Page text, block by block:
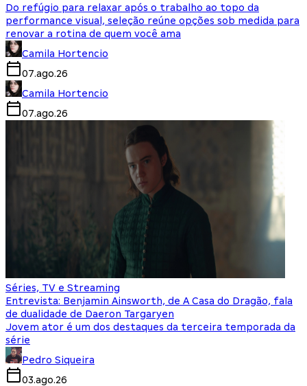
Do refúgio para relaxar após o trabalho ao topo da
performance visual, seleção reúne opções sob medida para
renovar a rotina de quem você ama
Camila Hortencio
07.ago.26
Camila Hortencio
07.ago.26
Séries, TV e Streaming
Entrevista: Benjamin Ainsworth, de A Casa do Dragão, fala
de dualidade de Daeron Targaryen
Jovem ator é um dos destaques da terceira temporada da
série
Pedro Siqueira
03.ago.26